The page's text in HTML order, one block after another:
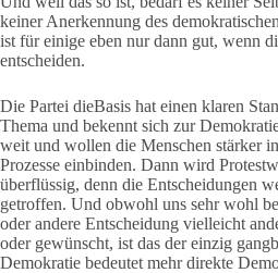
keiner Anerkennung des
ist für einige eben nur dann gut, wenn
entscheiden.
Die Partei dieBasis hat einen klaren
Thema und bekennt sich zur
weit und wollen die Menschen stärker
Prozesse einbinden. Dann wird
überflüssig, denn die Entscheidungen
getroffen. Und obwohl uns sehr wohl
oder andere Entscheidung vielleicht
oder gewünscht, ist das der einzig
Demokratie bedeutet mehr direkte